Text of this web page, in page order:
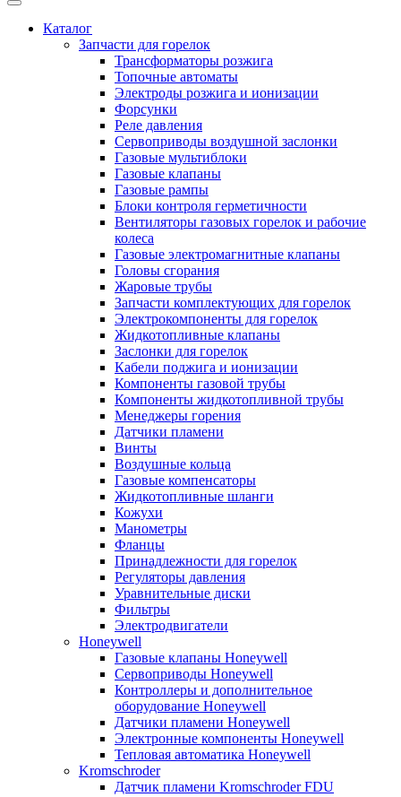
Каталог
Запчасти для горелок
Трансформаторы розжига
Топочные автоматы
Электроды розжига и ионизации
Форсунки
Реле давления
Сервоприводы воздушной заслонки
Газовые мультиблоки
Газовые клапаны
Газовые рампы
Блоки контроля герметичности
Вентиляторы газовых горелок и рабочие
колеса
Газовые электромагнитные клапаны
Головы сгорания
Жаровые трубы
Запчасти комплектующих для горелок
Электрокомпоненты для горелок
Жидкотопливные клапаны
Заслонки для горелок
Кабели поджига и ионизации
Компоненты газовой трубы
Компоненты жидкотопливной трубы
Менеджеры горения
Датчики пламени
Винты
Воздушные кольца
Газовые компенсаторы
Жидкотопливные шланги
Кожухи
Манометры
Фланцы
Принадлежности для горелок
Регуляторы давления
Уравнительные диски
Фильтры
Электродвигатели
Honeywell
Газовые клапаны Honeywell
Сервоприводы Honeywell
Контроллеры и дополнительное
оборудование Honeywell
Датчики пламени Honeywell
Электронные компоненты Honeywell
Тепловая автоматика Honeywell
Kromschroder
Датчик пламени Kromschroder FDU